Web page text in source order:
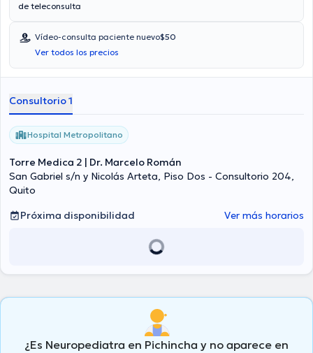
de teleconsulta
Vídeo-consulta paciente nuevo$50
Ver todos los precios
Consultorio 1
Hospital Metropolitano
Torre Medica 2 | Dr. Marcelo Román
San Gabriel s/n y Nicolás Arteta, Piso Dos - Consultorio 204,
Quito
Próxima disponibilidad
Ver más horarios
¿Es Neuropediatra en Pichincha y no aparece en